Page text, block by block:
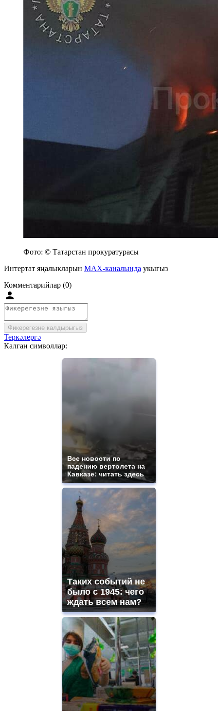
Фото: © Татарстан прокуратурасы
Интертат яңалыкларын MAX-каналында укыгыз
Комментарийлар (0)
Фикерегезне калдырыгыз
Теркәлергә
Калган символлар:
Все новости по
падению вертолета на
Кавказе: читать здесь
Таких событий не
было с 1945: чего
ждать всем нам?